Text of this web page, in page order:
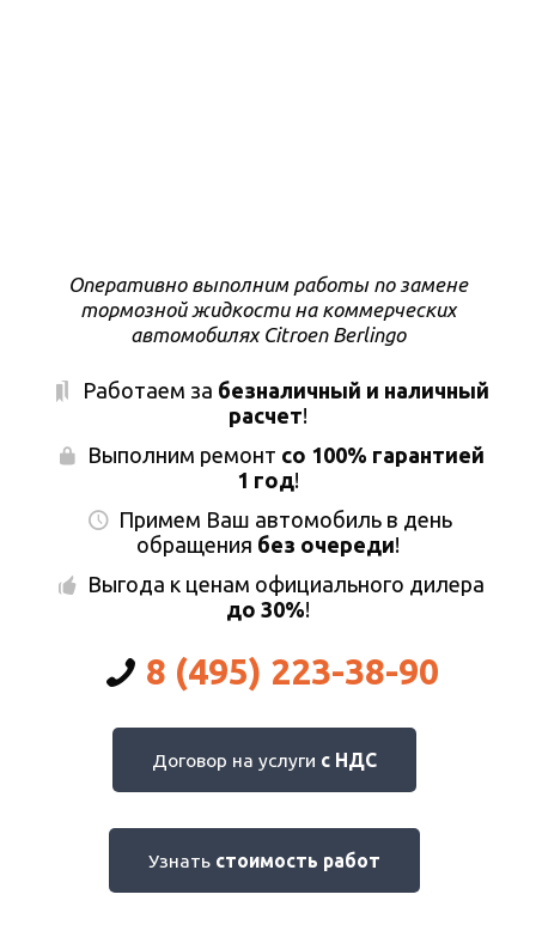
Оперативно выполним работы по замене
тормозной жидкости на коммерческих
автомобилях Citroen Berlingo
Работаем за безналичный и наличный
расчет!
Выполним ремонт со 100% гарантией
1 год!
Примем Ваш автомобиль в день
обращения без очереди!
Выгода к ценам официального дилера
до 30%!
8 (495) 223-38-90
Договор на услуги с НДС
Узнать стоимость работ